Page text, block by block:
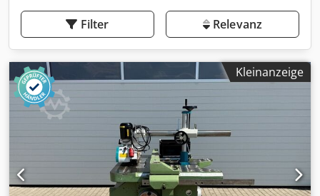
Filter Relevanz
Kleinanzeige